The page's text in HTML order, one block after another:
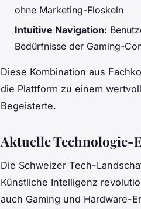
ohne Marketing-Floskeln
Intuitive Navigation:
Bedürfnisse der Gaming-
Diese Kombination aus
die Plattform zu einem
Begeisterte.
Aktuelle Technologie-
Die Schweizer Tech-
Künstliche Intelligenz
auch Gaming und Hardware-